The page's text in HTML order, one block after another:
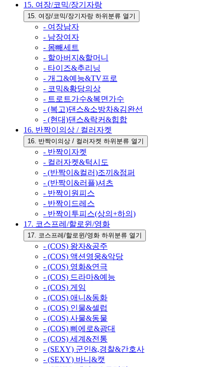
15. 여장/코믹/장기자랑
15. 여장/코믹/장기자랑 하위분류 열기
- 여장남자
- 남장여자
- 몸빼세트
- 할아버지&할머니
- 타이즈&추리닝
- 개그&예능&TV프로
- 코믹&황당의상
- 트로트가수&복면가수
- (복고)댄스&소방차&김완선
- (현대)댄스&락커&힙합
16. 반짝이의상 / 컬러자켓
16. 반짝이의상 / 컬러자켓 하위분류 열기
- 반짝이자켓
- 컬러자켓&턱시도
- (반짝이&컬러)조끼&점퍼
- (반짝이&러플)셔츠
- 반짝이원피스
- 반짝이드레스
- 반짝이투피스(상의+하의)
17. 코스프레/할로윈/영화
17. 코스프레/할로윈/영화 하위분류 열기
- (COS) 왕자&공주
- (COS) 액션영웅&악당
- (COS) 영화&연극
- (COS) 드라마&예능
- (COS) 게임
- (COS) 애니&동화
- (COS) 인물&셀럽
- (COS) 사물&동물
- (COS) 삐에로&광대
- (COS) 세계&전통
- (SEXY) 군인&,경찰&간호사
- (SEXY) 바니&캣